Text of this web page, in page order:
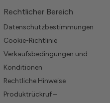
Rechtlicher Bereich
Datenschutzbestimmungen
Cookie-Richtlinie
Verkaufsbedingungen und
Konditionen
Rechtliche Hinweise
Produktrückruf –